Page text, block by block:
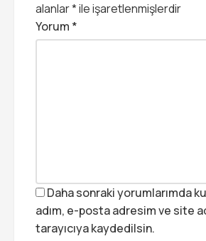
alanlar*ile işaretlenmişlerdir
Yorum *
Daha sonraki yorumlarımda
adım, e-posta adresim ve site
tarayıcıya kaydedilsin.